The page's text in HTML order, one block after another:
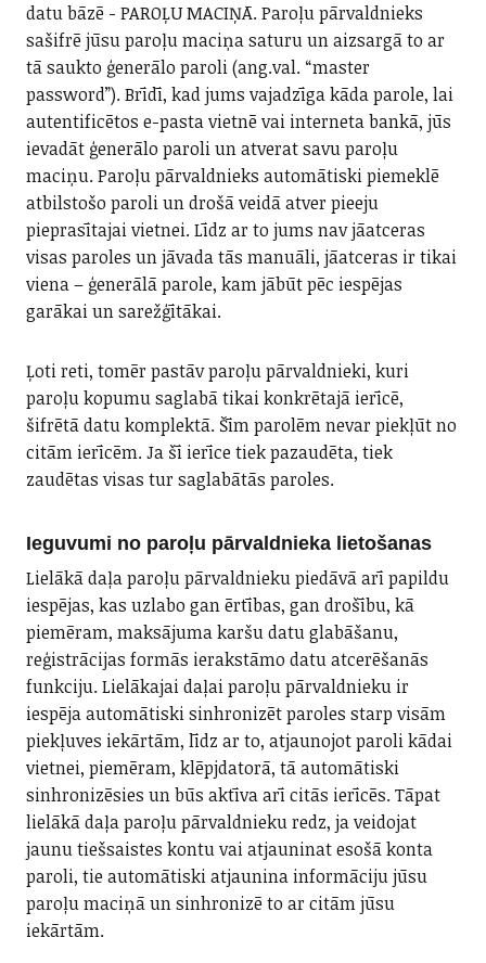
datu bāzē - PAROĻU MACIŅĀ. Paroļu pārvaldnieks
sašifrē jūsu paroļu maciņa saturu un aizsargā to ar
tā saukto ģenerālo paroli (ang.val. “master
password”). Brīdī, kad jums vajadzīga kāda parole, lai
autentificētos e-pasta vietnē vai interneta bankā, jūs
ievadāt ģenerālo paroli un atverat savu paroļu
maciņu. Paroļu pārvaldnieks automātiski piemeklē
atbilstošo paroli un drošā veidā atver pieeju
pieprasītajai vietnei. Līdz ar to jums nav jāatceras
visas paroles un jāvada tās manuāli, jāatceras ir tikai
viena – ģenerālā parole, kam jābūt pēc iespējas
garākai un sarežģītākai.
Ļoti reti, tomēr pastāv paroļu pārvaldnieki, kuri
paroļu kopumu saglabā tikai konkrētajā ierīcē,
šifrētā datu komplektā. Šīm parolēm nevar piekļūt no
citām ierīcēm. Ja šī ierīce tiek pazaudēta, tiek
zaudētas visas tur saglabātās paroles.
Ieguvumi no paroļu pārvaldnieka lietošanas
Lielākā daļa paroļu pārvaldnieku piedāvā arī papildu
iespējas, kas uzlabo gan ērtības, gan drošību, kā
piemēram, maksājuma karšu datu glabāšanu,
reģistrācijas formās ierakstāmo datu atcerēšanās
funkciju. Lielākajai daļai paroļu pārvaldnieku ir
iespēja automātiski sinhronizēt paroles starp visām
piekļuves iekārtām, līdz ar to, atjaunojot paroli kādai
vietnei, piemēram, klēpjdatorā, tā automātiski
sinhronizēsies un būs aktīva arī citās ierīcēs. Tāpat
lielākā daļa paroļu pārvaldnieku redz, ja veidojat
jaunu tiešsaistes kontu vai atjauninat esošā konta
paroli, tie automātiski atjaunina informāciju jūsu
paroļu maciņā un sinhronizē to ar citām jūsu
iekārtām.